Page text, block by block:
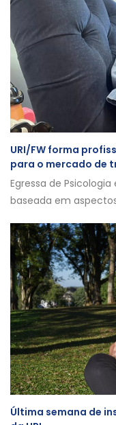
URI/FW forma
para o mercado de
Egressa de
baseada em
Última semana de